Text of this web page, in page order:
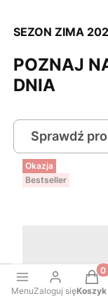
SEZON ZIMA
POZNAJ
DNIA
Sprawdź
Okazja
Bestseller
MenuZaloguj sięKoszyk